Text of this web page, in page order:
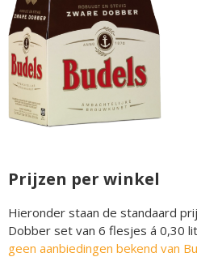
Prijzen per winkel
Hieronder staan de standaard
Dobber set van 6 flesjes á 0,30
geen aanbiedingen bekend van